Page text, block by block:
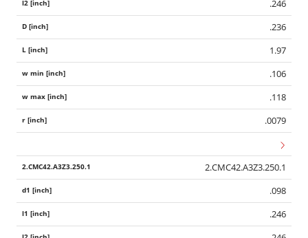
.246
.236
1.97
.106
.118
.0079
2.CMC42.A3Z3.250.1
.098
.246